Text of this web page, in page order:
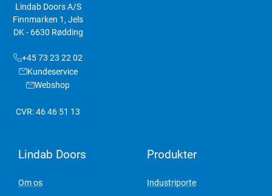
Lindab Doors A/S
Finnmarken 1, Jels
DK - 6630 Rødding
+45 73 23 22 02
Kundeservice
Webshop
CVR: 46 46 51 13
Lindab Doors
Om os
Produkter
Industriporte